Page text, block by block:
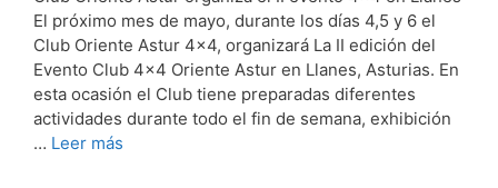
El próximo mes de mayo, durante los días 4,5 y 6 el
Club Oriente Astur 4×4, organizará La II edición del
Evento Club 4×4 Oriente Astur en Llanes, Asturias. En
esta ocasión el Club tiene preparadas diferentes
actividades durante todo el fin de semana, exhibición
… Leer más